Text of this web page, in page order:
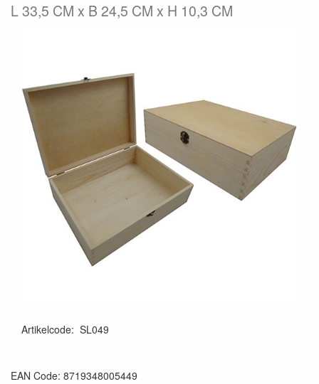
L 33,5 CM x B 24,5 CM x H 10,3 CM
Artikelcode: SL049
EAN Code: 8719348005449